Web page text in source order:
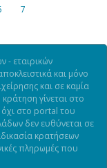
7
- εταιρικών
και μόνο
και σε καμία
γίνεται στο
στο portal του
δεν ευθύνεται σε
κρατήσεων
πληρωμές που